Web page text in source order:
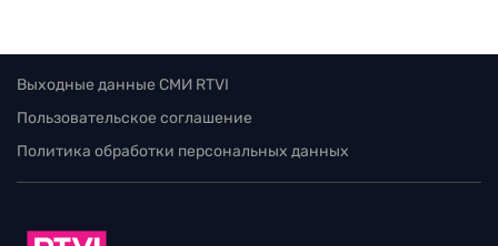
Выходные данные СМИ RTVI
Пользовательское соглашение
Политика обработки персональных данных